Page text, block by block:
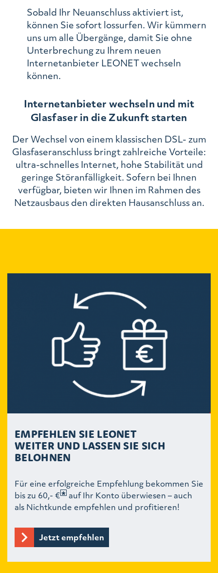
Sobald Ihr Neuanschluss aktiviert ist,
können Sie sofort lossurfen. Wir kümmern
uns um alle Übergänge, damit Sie ohne
Unterbrechung zu Ihrem neuen
Internetanbieter LEONET wechseln
können.
Internetanbieter wechseln und mit
Glasfaser in die Zukunft starten
Der Wechsel von einem klassischen DSL- zum
Glasfaseranschluss bringt zahlreiche Vorteile:
ultra-schnelles Internet, hohe Stabilität und
geringe Störanfälligkeit. Sofern bei Ihnen
verfügbar, bieten wir Ihnen im Rahmen des
Netzausbaus den direkten Hausanschluss an.
EMPFEHLEN SIE LEONET
WEITER UND LASSEN SIE SICH
BELOHNEN
Für eine erfolgreiche Empfehlung bekommen Sie
bis zu 60,- €
auf Ihr Konto überwiesen – auch
als Nichtkunde empfehlen und profitieren!
Jetzt empfehlen